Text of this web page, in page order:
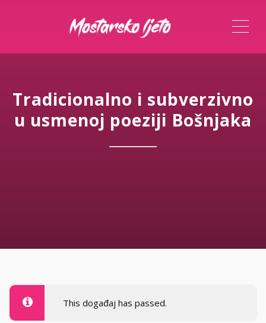
Tradicionalno i subverzivno
u usmenoj poeziji Bošnjaka
This događaj has passed.